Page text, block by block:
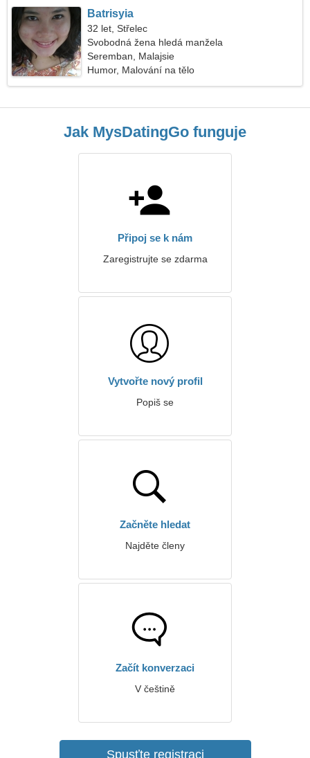
Batrisyia
32 let, Střelec
Svobodná žena hledá manžela
Seremban, Malajsie
Humor, Malování na tělo
Jak MysDatingGo funguje
Připoj se k nám
Zaregistrujte se zdarma
Vytvořte nový profil
Popiš se
Začněte hledat
Najděte členy
Začít konverzaci
V češtině
Spusťte registraci